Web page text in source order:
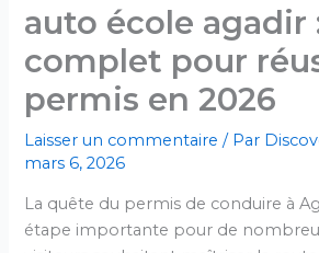
contenu
auto école agadir
complet pour
permis en 2026
Laisser un commentaire / Par
mars 6, 2026
La quête du permis de conduire à
étape importante pour de